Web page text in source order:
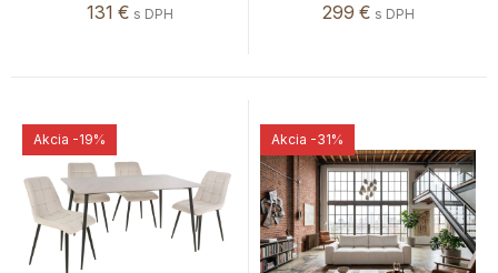
131 € s DPH 299 € s DPH
Akcia -19% Akcia -31%